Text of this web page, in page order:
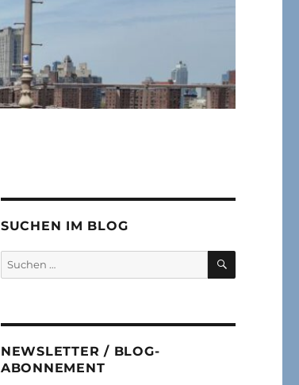
SUCHEN IM BLOG
Suchen
nach:
SUCHEN
NEWSLETTER / BLOG-
ABONNEMENT